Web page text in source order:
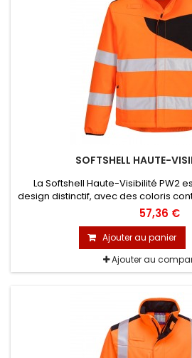
SOFTSHELL HAUTE-
La Softshell Haute-Visibilité PW2
design distinctif, avec des coloris
lui donnent un style contemporain.
deux couches, respirant, résistant à
de nombreuses caractéristiques
solution incontournable pour un
57,36 €
Ajouter au panier
Ajouter au